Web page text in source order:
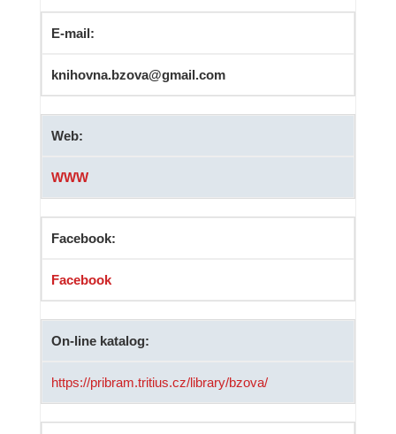
E-mail:
knihovna.bzova@gmail.com
Web:
WWW
Facebook:
Facebook
On-line katalog:
https://pribram.tritius.cz/library/bzova/